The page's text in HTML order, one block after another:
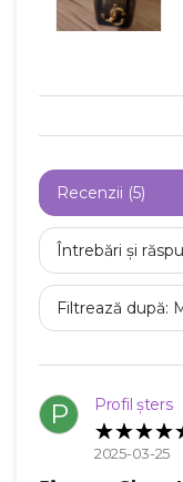
Recenzii (5)
Întrebări și
Filtrează după:
P Profil șters
2025-03-25